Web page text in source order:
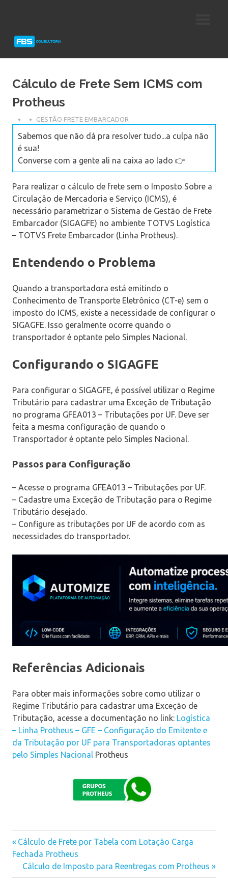
Protheus
Cálculo de Frete Sem ICMS com
Protheus
GESTÃO FRETE EMBARCADOR
Sabemos que não dá pra resolver tudo...a culpa não
é sua!
Converse com a gente ali na caixa ao lado 👉
Para realizar o cálculo de frete sem o Imposto Sobre a
Circulação de Mercadoria e Serviço (ICMS), é
necessário parametrizar o Sistema de Gestão de Frete
Embarcador (SIGAGFE) no ambiente TOTVS Logística
– TOTVS Frete Embarcador (Linha Protheus).
Entendendo o Problema
Quando a transportadora está emitindo o
Conhecimento de Transporte Eletrônico (CT-e) sem o
imposto do ICMS, existe a necessidade de configurar o
SIGAGFE. Isso geralmente ocorre quando o
transportador é optante pelo Simples Nacional.
Configurando o SIGAGFE
Para configurar o SIGAGFE, é possível utilizar o Regime
Tributário para cadastrar uma Exceção de Tributação
no programa GFEA013 – Tributações por UF. Deve ser
feita a mesma configuração de quando o
Transportador é optante pelo Simples Nacional.
Passos para Configuração
– Acesse o programa GFEA013 – Tributações por UF.
– Cadastre uma Exceção de Tributação para o Regime
Tributário desejado.
– Configure as tributações por UF de acordo com as
necessidades do transportador.
Referências Adicionais
Para obter mais informações sobre como utilizar o
Regime Tributário para cadastrar uma Exceção de
Tributação, acesse a documentação no link: Logística
– Linha Protheus – GFE – Configuração do Emitente e
da Tributação por UF para Transportadoras optantes
pelo Simples Nacional Protheus
Navegação
de
Previous
Post:
Cálculo de Frete por Tabela com Lotação Carga
Fechada Protheus
Next
Post:
Cálculo de Imposto para Reentregas com Protheus